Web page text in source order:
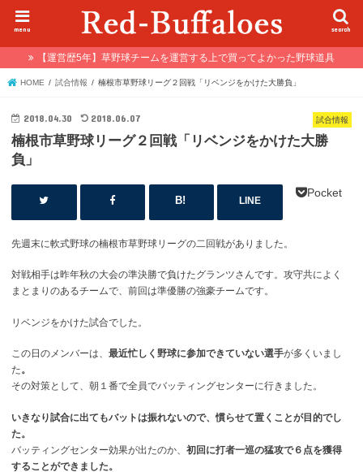
search
menu
【運営歴5年】草野球チームを運営する上で買ってよかった野球道具
HOME 試合情報 楠根市草野球リーグ２回戦「リベンジをかけた大勝負」
試合情報
2018.04.30 2018.06.07
楠根市草野球リーグ２回戦「リベンジをかけた大勝
負」
LINE
Pocket
先週末に軟式野球の楠根市草野球リーグの二回戦がありました。
対戦相手は昨年秋の大会の準決勝で負けたグランツさんです。攻守共によく
まとまりのあるチームで、前回は準優勝の強豪チームです。
リベンジをかけた試合でした。
この日のメンバーは、最近忙しく野球に参加できていない選手が多くいまし
た。
その対策として、朝１番で全員でバッティングセンターに行きました。
いきなり試合に出てもバットは振れないので、慣らせて置くことが目的でし
た。
バッティングセンター効果が出たのか、初回に打者一巡の猛攻で６点を獲得
することができました。